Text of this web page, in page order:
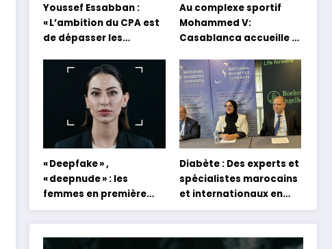
Youssef Essabban :
« L’ambition du CPA est
de dépasser les
et académiques de
formation en
s’appuyant sur le
partage des
expériences »
Au complexe sportif
Mohammed V:
Casablanca accueille la
concert holographique
d’Abdel Halim Hafez
« Deepfake » ,
« deepnude » : les
femmes en première
ligne face aux dangers
de l’intelligence
artificielle
Diabète : Des experts et
spécialistes marocains
et internationaux en
conclave à Tanger